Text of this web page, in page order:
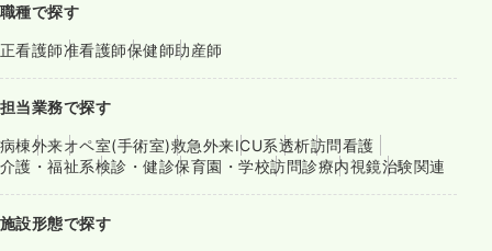
職種で探す
正看護師准看護師保健師助産師
担当業務で探す
病棟外来オペ室(手術室)救急外来ICU系透析訪問看護
介護・福祉系検診・健診保育園・学校訪問診療内視鏡治験関連
施設形態で探す